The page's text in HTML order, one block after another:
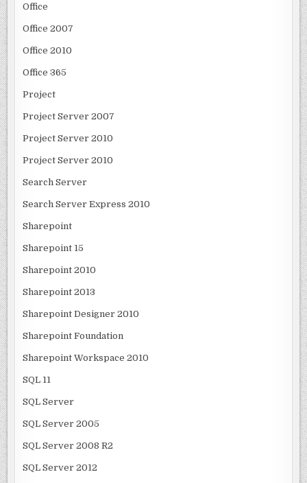
Office
Office 2007
Office 2010
Office 365
Project
Project Server 2007
Project Server 2010
Project Server 2010
Search Server
Search Server Express 2010
Sharepoint
Sharepoint 15
Sharepoint 2010
Sharepoint 2013
Sharepoint Designer 2010
Sharepoint Foundation
Sharepoint Workspace 2010
SQL 11
SQL Server
SQL Server 2005
SQL Server 2008 R2
SQL Server 2012